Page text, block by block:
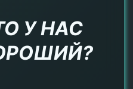
У НАС